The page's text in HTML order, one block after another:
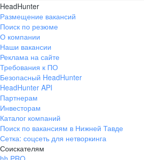
HeadHunter
Размещение вакансий
Поиск по резюме
О компании
Наши вакансии
Реклама на сайте
Требования к ПО
Безопасный HeadHunter
HeadHunter API
Партнерам
Инвесторам
Каталог компаний
Поиск по вакансиям в Нижней Тавде
Сетка: соцсеть для нетворкинга
Соискателям